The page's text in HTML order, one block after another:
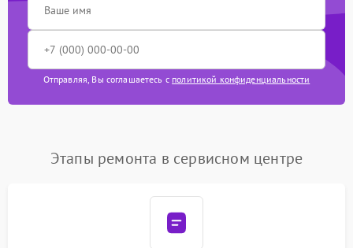
Отправляя, Вы соглашаетесь с политикой конфиденциальности
Этапы ремонта в сервисном центре